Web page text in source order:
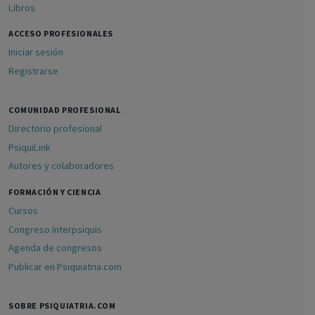
Libros
ACCESO PROFESIONALES
Iniciar sesión
Registrarse
COMUNIDAD PROFESIONAL
Directorio profesional
PsiquiLink
Autores y colaboradores
FORMACIÓN Y CIENCIA
Cursos
Congreso Interpsiquis
Agenda de congresos
Publicar en Psiquiatria.com
SOBRE PSIQUIATRIA.COM